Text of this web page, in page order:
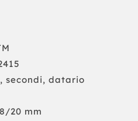
secondi, datario
20 mm